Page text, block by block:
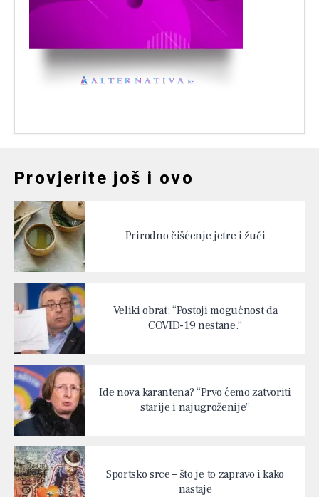
Provjerite još i ovo
Prirodno čišćenje jetre i žuči
Veliki obrat: “Postoji mogućnost da
COVID-19 nestane.”
Ide nova karantena? “Prvo ćemo zatvoriti
starije i najugroženije”
Sportsko srce – što je to zapravo i kako
nastaje